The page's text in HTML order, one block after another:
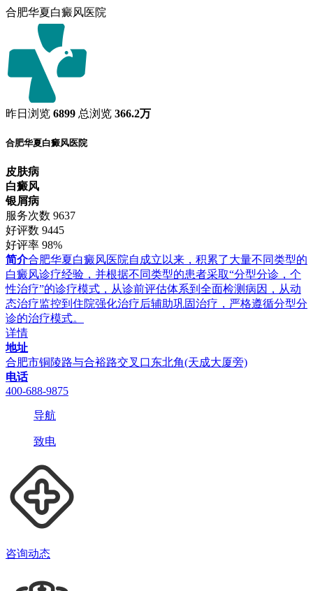
合肥华夏白癜风医院
昨日浏览 6899 总浏览 366.2万
合肥华夏白癜风医院
皮肤病
白癜风
银屑病
服务次数 9637
好评数 9445
好评率 98%
简介合肥华夏白癜风医院自成立以来，积累了大量不同类型的
白癜风诊疗经验，并根据不同类型的患者采取“分型分诊，个
性治疗”的诊疗模式，从诊前评估体系到全面检测病因，从动
态治疗监控到住院强化治疗后辅助巩固治疗，严格遵循分型分
诊的治疗模式。
详情
地址
合肥市铜陵路与合裕路交叉口东北角(天成大厦旁)
电话
400-688-9875
导航
致电
咨询动态